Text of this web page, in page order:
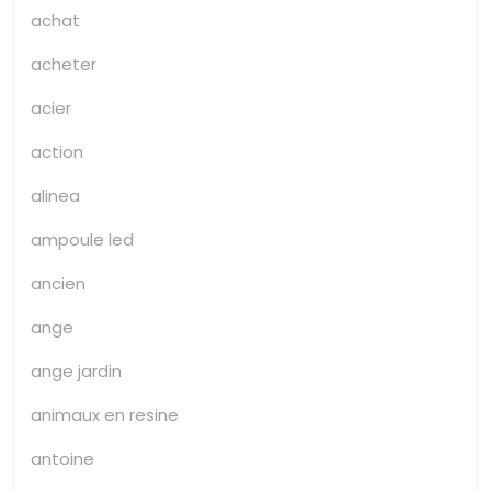
achat
acheter
acier
action
alinea
ampoule led
ancien
ange
ange jardin
animaux en resine
antoine